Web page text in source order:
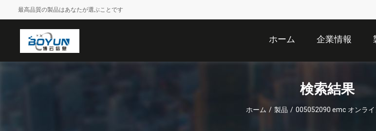
最高品質の製品はあなたが選ぶことです
ホーム 企業情報
検索結果
ホーム / 製品 / 005052090 emc オンラ